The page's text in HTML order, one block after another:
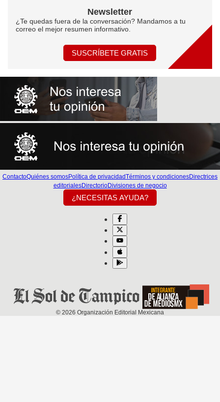
Newsletter
¿Te quedas fuera de la conversación? Mandamos a tu
correo el mejor resumen informativo.
SUSCRÍBETE GRATIS
ContactoQuiénes somosPolítica de privacidadTérminos y condicionesDirectrices
editorialesDirectorioDivisiones de negocio
¿NECESITAS AYUDA?
© 2026 Organización Editorial Mexicana